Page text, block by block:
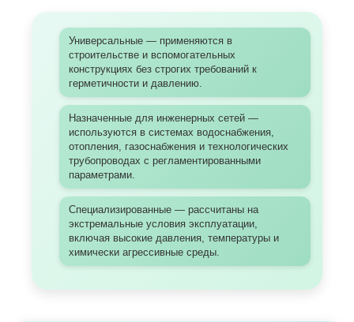
Универсальные — применяются в
строительстве и вспомогательных
конструкциях без строгих требований к
герметичности и давлению.
Назначенные для инженерных сетей —
используются в системах водоснабжения,
отопления, газоснабжения и технологических
трубопроводах с регламентированными
параметрами.
Специализированные — рассчитаны на
экстремальные условия эксплуатации,
включая высокие давления, температуры и
химически агрессивные среды.